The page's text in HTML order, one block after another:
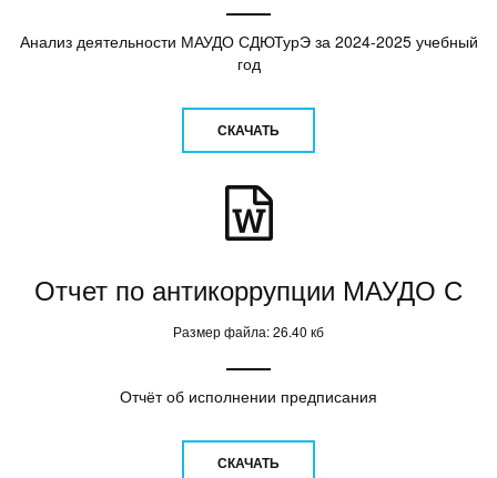
Анализ деятельности МАУДО СДЮТурЭ за 2024-2025 учебный
год
СКАЧАТЬ
Отчет по антикоррупции МАУДО С
Размер файла: 26.40 кб
Отчёт об исполнении предписания
СКАЧАТЬ